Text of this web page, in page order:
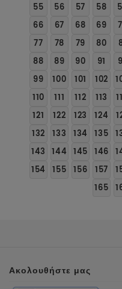
55
56 57 58
66
67 68 69
77
78 79 80
88
89 90 91
99
100 101 102
110
111 112 113
121
122 123 124
132
133 134 135
143 144 145 146
154
155 156 157
165
Ακολουθήστε μας